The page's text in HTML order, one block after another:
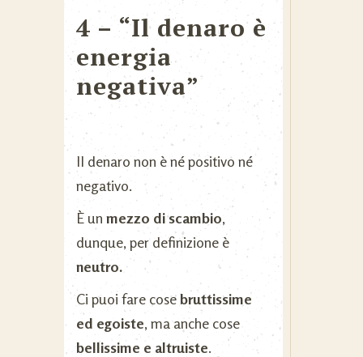
4 – “Il denaro è
energia
negativa”
Il denaro non è né positivo né
negativo.
È un mezzo di scambio,
dunque, per definizione è
neutro.
Ci puoi fare cose bruttissime
ed egoiste, ma anche cose
bellissime e altruiste.